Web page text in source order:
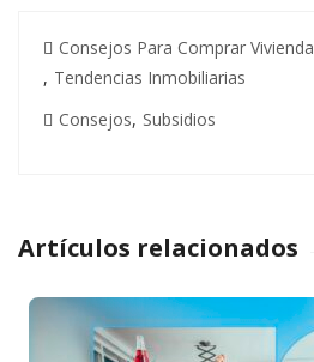
Consejos Para Comprar Vivienda
, Tendencias Inmobiliarias
Consejos, Subsidios
Artículos relacionados